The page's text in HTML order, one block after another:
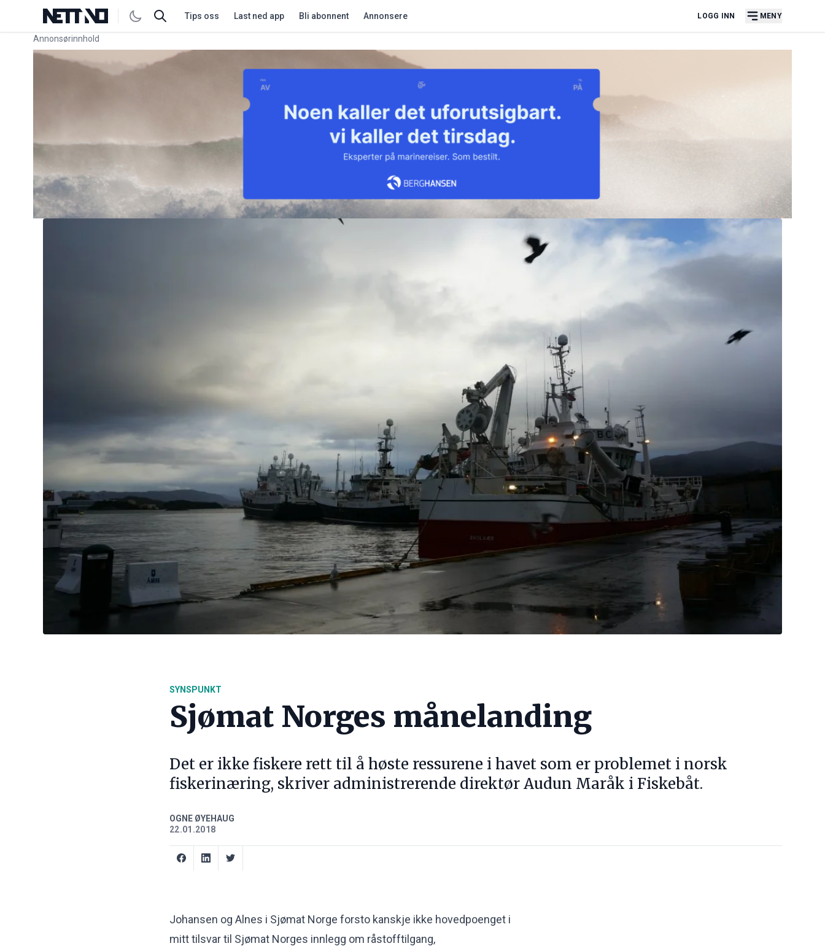
Tips oss Last ned app Bli abonnent Annonsere LOGG INN MENY
Annonsørinnhold
Link for annonse
SYNSPUNKT
Sjømat Norges månelanding
Det er ikke fiskere rett til å høste ressurene i havet som er problemet i norsk
fiskerinæring, skriver administrerende direktør Audun Maråk i Fiskebåt.
OGNE ØYEHAUG
22.01.2018
Johansen og Alnes i Sjømat Norge forsto kanskje ikke hovedpoenget i
mitt tilsvar til Sjømat Norges innlegg om råstofftilgang,